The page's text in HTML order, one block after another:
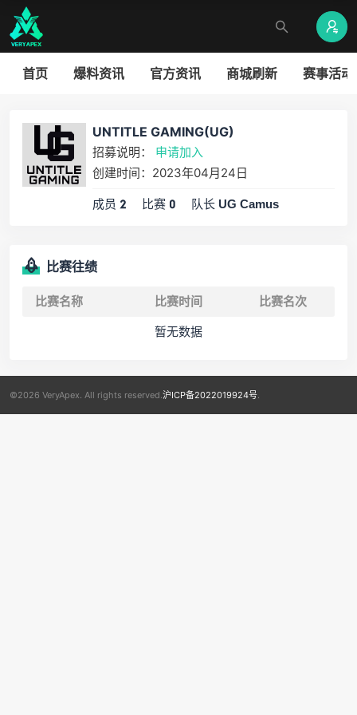
首页 爆料资讯 官方资讯 商城刷新 赛事活动
UNTITLE GAMING(UG)
招募说明： 申请加入
创建时间：2023年04月24日
成员 2 比赛 0 队长 UG Camus
比赛往绩
比赛名称 比赛时间
比赛名次
暂无数据
©2026 VeryApex. All rights reserved. 沪ICP备2022019924号